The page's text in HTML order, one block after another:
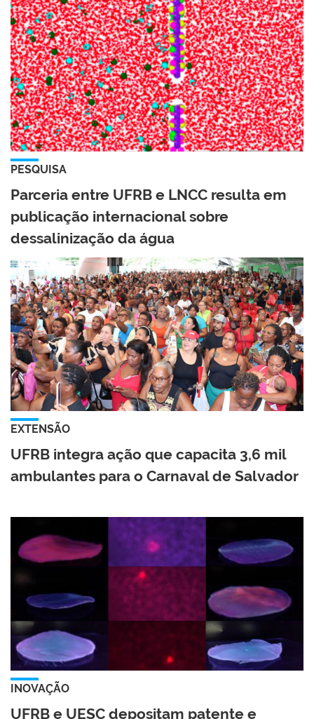
PESQUISA
Parceria entre UFRB e LNCC resulta em
publicação internacional sobre
dessalinização da água
EXTENSÃO
UFRB integra ação que capacita 3,6 mil
ambulantes para o Carnaval de Salvador
INOVAÇÃO
UFRB e UESC depositam patente e